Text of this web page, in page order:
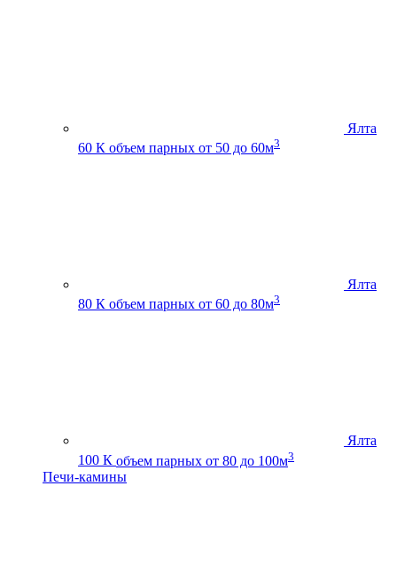
Ялта
60 К объем парных от 50 до 60м3
Ялта
80 К объем парных от 60 до 80м3
Ялта
100 К объем парных от 80 до 100м3
Печи-камины